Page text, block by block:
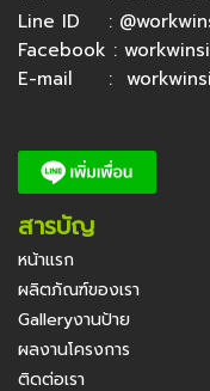
Line ID :
Facebook :
E-mail :
สารบัญ
หน้าแรก
ผลิตภัณฑ์ของเรา
Galleryงานป้าย
ผลงานโครงการ
ติดต่อเรา